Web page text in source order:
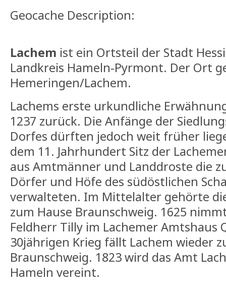
Geocache Description:
Lachem ist ein Ortsteil der Stadt
Landkreis Hameln-Pyrmont. Der Ort
Hemeringen/Lachem.
Lachems erste urkundliche
1237 zurück. Die Anfänge der
Dorfes dürften jedoch weit früher
dem 11. Jahrhundert Sitz der
aus Amtmänner und Landdroste die
Dörfer und Höfe des südöstlichen
verwalteten. Im Mittelalter gehörte
zum Hause Braunschweig. 1625
Feldherr Tilly im Lachemer Amtshaus
30jährigen Krieg fällt Lachem wieder
Braunschweig. 1823 wird das Amt
Hameln vereint.